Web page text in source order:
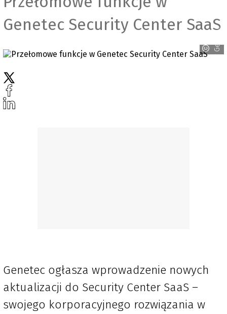
Genetec Security Center SaaS
Genetec
Genetec ogłasza wprowadzenie nowych
aktualizacji do Security Center SaaS –
swojego korporacyjnego rozwiązania w